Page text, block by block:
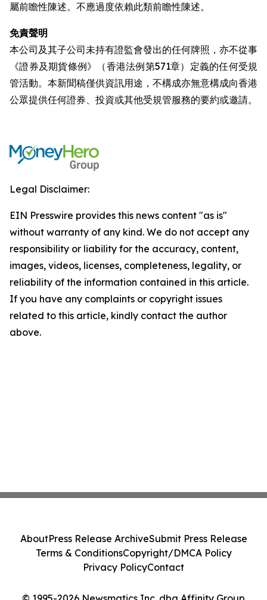
屬前瞻性陳述。不應過度依賴此類前瞻性陳述。
免責聲明
本公司及其子公司未持有證監會發出的任何牌照，亦不從事
《證券及期貨條例》（香港法例第571章）定義的任何受規
管活動。本新聞稿僅供資訊用途，不構成亦無意構成向香港
公眾提供任何證券、投資或其他受規管服務的要約或邀請。
Legal Disclaimer:
EIN Presswire provides this news content "as is"
without warranty of any kind. We do not accept any
responsibility or liability for the accuracy, content,
images, videos, licenses, completeness, legality, or
reliability of the information contained in this article.
If you have any complaints or copyright issues
related to this article, kindly contact the author
above.
AboutPress Release ArchiveSubmit Press Release
Terms & ConditionsCopyright/DMCA Policy
Privacy PolicyContact